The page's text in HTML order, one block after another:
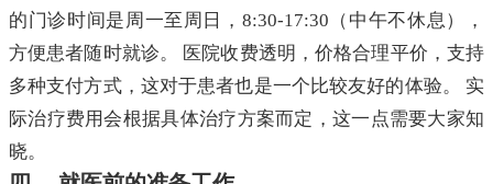
的门诊时间是周一至周日，8:30-17:30（中午不休息），
方便患者随时就诊。 医院收费透明，价格合理平价，支持
多种支付方式，这对于患者也是一个比较友好的体验。 实
际治疗费用会根据具体治疗方案而定，这一点需要大家知
晓。